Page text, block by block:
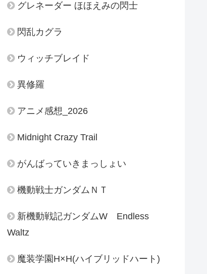
グレネーダー ほほえみの閃士
閃乱カグラ
ウィッチブレイド
異修羅
アニメ感想_2026
Midnight Crazy Trail
がんばっていきまっしょい
機動戦士ガンダムＮＴ
新機動戦記ガンダムW Endless
Waltz
魔装学園H×H(ハイブリッドハート)